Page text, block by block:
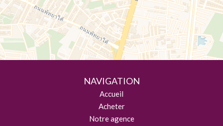
NAVIGATION
Accueil
Acheter
Notre agence